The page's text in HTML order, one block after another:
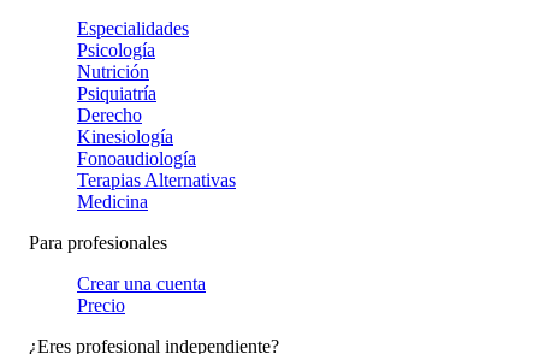
Especialidades
Psicología
Nutrición
Psiquiatría
Derecho
Kinesiología
Fonoaudiología
Terapias Alternativas
Medicina
Para profesionales
Crear una cuenta
Precio
¿Eres profesional independiente?